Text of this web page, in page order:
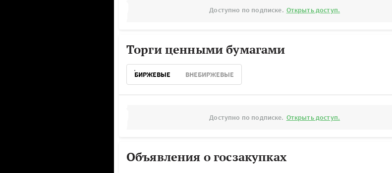
Доступно по подписке. Открыть доступ.
Торги ценными бумагами
БИРЖЕВЫЕ ВНЕБИРЖЕВЫЕ
Доступно по подписке. Открыть доступ.
Объявления о госзакупках